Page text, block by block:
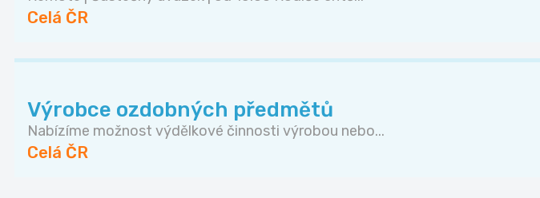
Celá ČR
Výrobce ozdobných předmětů
Nabízíme možnost výdělkové činnosti výrobou nebo...
Celá ČR